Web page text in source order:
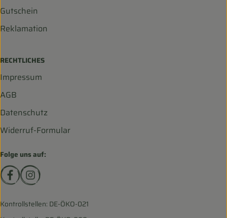
Gutschein
Reklamation
RECHTLICHES
Impressum
AGB
Datenschutz
Widerruf-Formular
Folge uns auf:
Externer Link zu https://www.facebook.com/
Externer Link zu https://www.instagram.com/
Kontrollstellen: DE-ÖKO-021